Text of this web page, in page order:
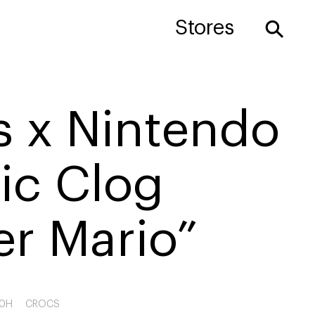
Stores ⚲
x Nintendo
Clog
Mario”
CROCS